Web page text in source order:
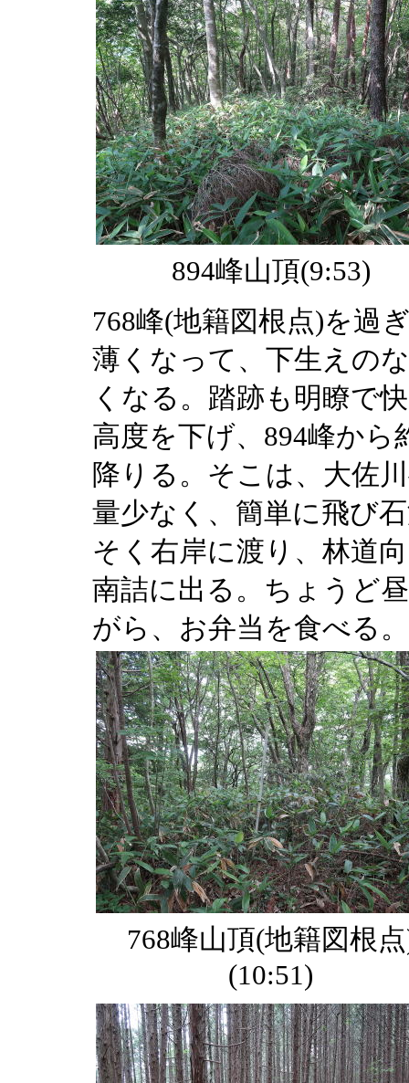
894峰山頂(9:53)
768峰(地籍図根点)を過
薄くなって、下生えの
くなる。踏跡も明瞭で
高度を下げ、894峰か
降りる。そこは、大佐
量少なく、簡単に飛び
そく右岸に渡り、林道
南詰に出る。ちょうど
がら、お弁当を食べる。
768峰山頂(地籍図根
(10:51)